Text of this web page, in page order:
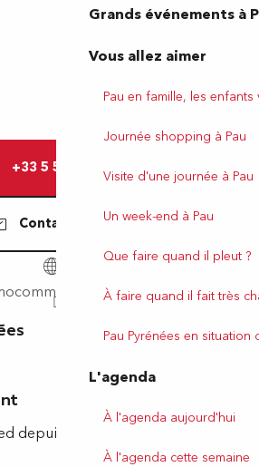
Grands événements à
Vous allez aimer
Pau en famille, les
Journée shopping à Pau
Visite d'une journée à Pau
Un week-end à Pau
Que faire quand il pleut ?
À faire quand il fait très
Pau Pyrénées en situation
L'agenda
À l'agenda aujourd'hui
À l'agenda cette semaine
+33 5 59 83 76 ▒▒
Contactez-nous
depuis l'OT